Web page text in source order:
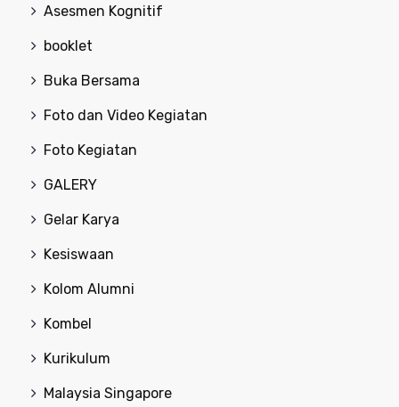
Asesmen Kognitif
booklet
Buka Bersama
Foto dan Video Kegiatan
Foto Kegiatan
GALERY
Gelar Karya
Kesiswaan
Kolom Alumni
Kombel
Kurikulum
Malaysia Singapore